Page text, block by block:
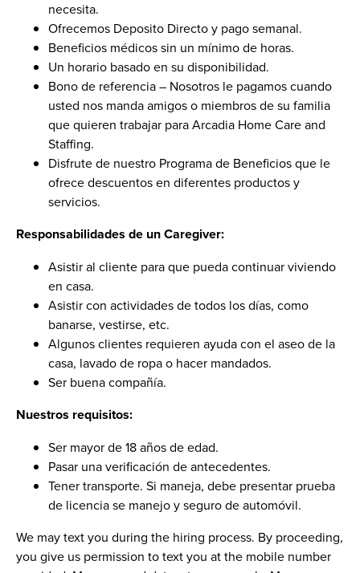
necesita.
Ofrecemos Deposito Directo y pago semanal.
Beneficios médicos sin un mínimo de horas.
Un horario basado en su disponibilidad.
Bono de referencia – Nosotros le pagamos cuando
usted nos manda amigos o miembros de su familia
que quieren trabajar para Arcadia Home Care and
Staffing.
Disfrute de nuestro Programa de Beneficios que le
ofrece descuentos en diferentes productos y
servicios.
Responsabilidades de un Caregiver:
Asistir al cliente para que pueda continuar viviendo
en casa.
Asistir con actividades de todos los días, como
banarse, vestirse, etc.
Algunos clientes requieren ayuda con el aseo de la
casa, lavado de ropa o hacer mandados.
Ser buena compañía.
Nuestros requisitos:
Ser mayor de 18 años de edad.
Pasar una verificación de antecedentes.
Tener transporte. Si maneja, debe presentar prueba
de licencia se manejo y seguro de automóvil.
We may text you during the hiring process. By proceeding,
you give us permission to text you at the mobile number